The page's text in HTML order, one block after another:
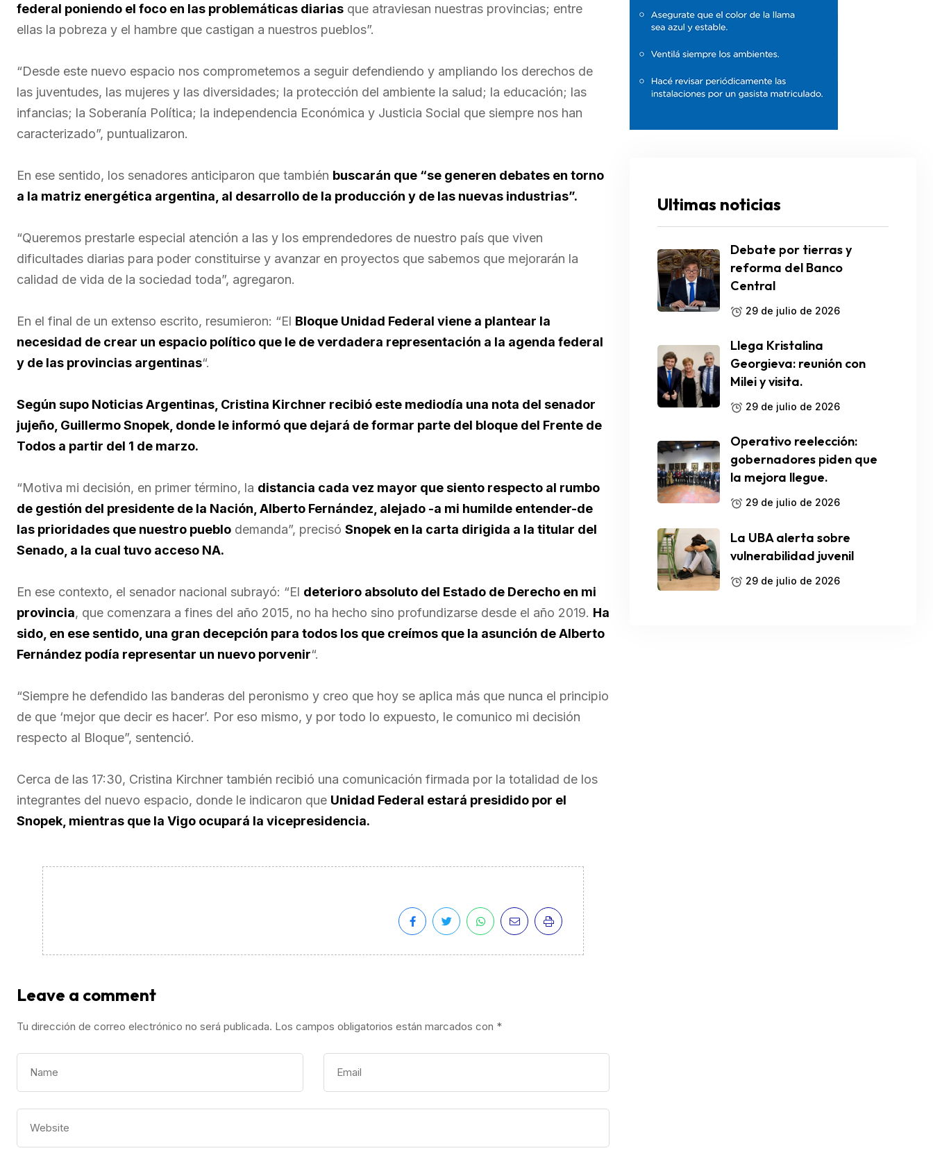
federal poniendo el foco en las problemáticas diarias que atraviesan nuestras provincias; entre
ellas la pobreza y el hambre que castigan a nuestros pueblos”.
“Desde este nuevo espacio nos comprometemos a seguir defendiendo y ampliando los derechos de
las juventudes, las mujeres y las diversidades; la protección del ambiente la salud; la educación; las
infancias; la Soberanía Política; la independencia Económica y Justicia Social que siempre nos han
caracterizado”, puntualizaron.
En ese sentido, los senadores anticiparon que también buscarán que “se generen debates en torno
a la matriz energética argentina, al desarrollo de la producción y de las nuevas industrias”.
“Queremos prestarle especial atención a las y los emprendedores de nuestro país que viven
dificultades diarias para poder constituirse y avanzar en proyectos que sabemos que mejorarán la
calidad de vida de la sociedad toda”, agregaron.
En el final de un extenso escrito, resumieron: “El Bloque Unidad Federal viene a plantear la
necesidad de crear un espacio político que le de verdadera representación a la agenda federal
y de las provincias argentinas“.
Según supo Noticias Argentinas, Cristina Kirchner recibió este mediodía una nota del senador
jujeño, Guillermo Snopek, donde le informó que dejará de formar parte del bloque del Frente de
Todos a partir del 1 de marzo.
“Motiva mi decisión, en primer término, la distancia cada vez mayor que siento respecto al rumbo
de gestión del presidente de la Nación, Alberto Fernández, alejado -a mi humilde entender-de
las prioridades que nuestro pueblo demanda”, precisó Snopek en la carta dirigida a la titular del
Senado, a la cual tuvo acceso NA.
En ese contexto, el senador nacional subrayó: “El deterioro absoluto del Estado de Derecho en mi
provincia, que comenzara a fines del año 2015, no ha hecho sino profundizarse desde el año 2019. Ha
sido, en ese sentido, una gran decepción para todos los que creímos que la asunción de Alberto
Fernández podía representar un nuevo porvenir“.
“Siempre he defendido las banderas del peronismo y creo que hoy se aplica más que nunca el principio
de que ‘mejor que decir es hacer’. Por eso mismo, y por todo lo expuesto, le comunico mi decisión
respecto al Bloque”, sentenció.
Cerca de las 17:30, Cristina Kirchner también recibió una comunicación firmada por la totalidad de los
integrantes del nuevo espacio, donde le indicaron que Unidad Federal estará presidido por el
Snopek, mientras que la Vigo ocupará la vicepresidencia.
Leave a comment
Tu dirección de correo electrónico no será publicada. Los campos obligatorios están marcados con *
Ultimas noticias
Debate por tierras y
reforma del Banco
Central
29 de julio de 2026
Llega Kristalina
Georgieva: reunión con
Milei y visita.
29 de julio de 2026
Operativo reelección:
gobernadores piden que
la mejora llegue.
29 de julio de 2026
La UBA alerta sobre
vulnerabilidad juvenil
29 de julio de 2026